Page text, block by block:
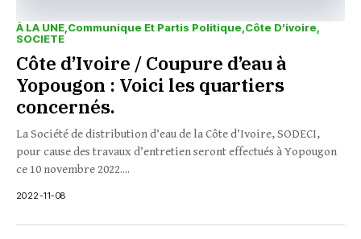
À LA UNE Communique Et Partis Politique Côte D’ivoire
SOCIETE
Côte d’Ivoire / Coupure d’eau à
Yopougon : Voici les quartiers
concernés.
La Société de distribution d’eau de la Côte d’Ivoire, SODECI,
pour cause des travaux d’entretien seront effectués à Yopougon
ce 10 novembre 2022....
2022-11-08